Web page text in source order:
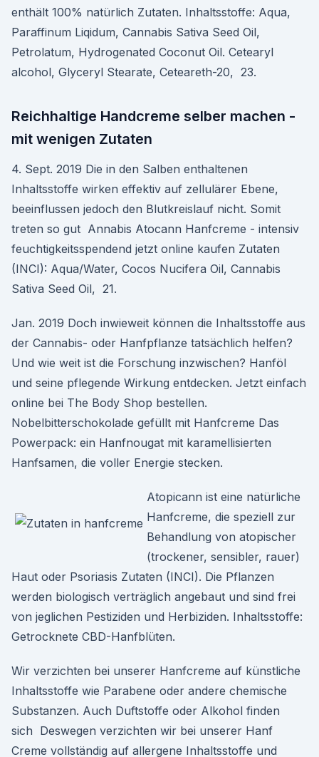
enthält 100% natürlich Zutaten. ​Inhaltsstoffe: Aqua,
Paraffinum Liqidum, Cannabis Sativa Seed Oil,
Petrolatum, Hydrogenated Coconut Oil. Cetearyl
alcohol, Glyceryl Stearate, Ceteareth-20, 23.
Reichhaltige Handcreme selber machen -
mit wenigen Zutaten
4. Sept. 2019 Die in den Salben enthaltenen
Inhaltsstoffe wirken effektiv auf zellulärer Ebene,
beeinflussen jedoch den Blutkreislauf nicht. Somit
treten so gut Annabis Atocann Hanfcreme - intensiv
feuchtigkeitsspendend jetzt online kaufen Zutaten
(INCI): Aqua/Water, Cocos Nucifera Oil, Cannabis
Sativa Seed Oil, 21.
Jan. 2019 Doch inwieweit können die Inhaltsstoffe aus
der Cannabis- oder Hanfpflanze tatsächlich helfen?
Und wie weit ist die Forschung inzwischen? Hanföl
und seine pflegende Wirkung entdecken. Jetzt einfach
online bei The Body Shop bestellen.
Nobelbitterschokolade gefüllt mit Hanfcreme Das
Powerpack: ein Hanfnougat mit karamellisierten
Hanfsamen, die voller Energie stecken.
Atopicann ist eine natürliche
Hanfcreme, die speziell zur
Behandlung von atopischer
(trockener, sensibler, rauer)
Haut oder Psoriasis Zutaten (INCI). Die Pflanzen
werden biologisch verträglich angebaut und sind frei
von jeglichen Pestiziden und Herbiziden. Inhaltsstoffe:
Getrocknete CBD-Hanfblüten.
Wir verzichten bei unserer Hanfcreme auf künstliche
Inhaltsstoffe wie Parabene oder andere chemische
Substanzen. Auch Duftstoffe oder Alkohol finden
sich Deswegen verzichten wir bei unserer Hanf
Creme vollständig auf allergene Inhaltsstoffe und